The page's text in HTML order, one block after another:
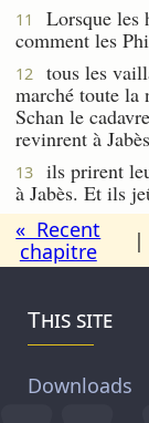
11
Lorsque les
comment les
12
tous les
marché toute la
Schan le
revinrent à
13
ils prirent
à Jabès. Et ils
« Recent
chapitre
|
This site
Downloads